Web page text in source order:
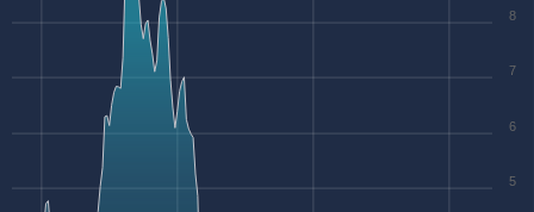
5
6
7
8